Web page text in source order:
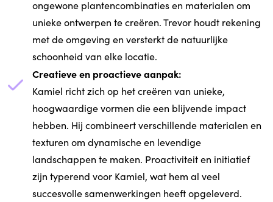
ongewone plantencombinaties en materialen om
unieke ontwerpen te creëren. Trevor houdt rekening
met de omgeving en versterkt de natuurlijke
schoonheid van elke locatie.
Creatieve en proactieve aanpak:
Kamiel richt zich op het creëren van unieke,
hoogwaardige vormen die een blijvende impact
hebben. Hij combineert verschillende materialen en
texturen om dynamische en levendige
landschappen te maken. Proactiviteit en initiatief
zijn typerend voor Kamiel, wat hem al veel
succesvolle samenwerkingen heeft opgeleverd.